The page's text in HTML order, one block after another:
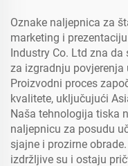
Oznake naljepnica za
marketing i
Industry Co. Ltd zna
za izgradnju
Proizvodni proces
kvalitete, uključujući
Naša tehnologija tiska
naljepnicu za posudu
sjajne i prozirne
izdržljive su i ostaju